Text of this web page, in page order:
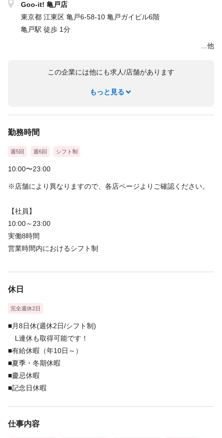
Goo-it! 亀戸店
東京都 江東区 亀戸6-58-10 亀戸ガイビル6階
亀戸駅 徒歩 1分
...他
この企業には他にも求人/店舗があります
もっと見る
勤務時間
週5回 週6回 シフト制
10:00〜23:00
※店舗により異なりますので、各店ページよりご確認ください。
【社員】
10:00～23:00
実働8時間
営業時間内におけるシフト制
休日
完全週休2日
■月8日休(週休2日/シフト制)
L連休も取得可能です！
■有給休暇（年10日～）
■夏季・冬期休暇
■慶忌休暇
■記念日休暇
仕事内容